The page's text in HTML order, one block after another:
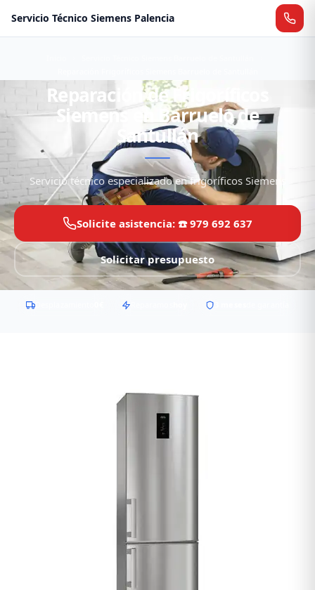
Servicio Técnico Siemens Palencia
Reparación de Frigoríficos
Siemens en Barruelo de
Santullán
Servicio técnico especializado en frigoríficos Siemens
Solicite asistencia: ☎️ 979 692 637
Solicitar presupuesto
Desplazamiento